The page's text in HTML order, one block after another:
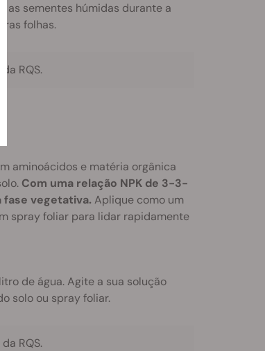
as sementes húmidas durante a
folhas.
RQS.
aminoácidos e matéria orgânica
Com uma relação NPK de 3-3-
vegetativa. Aplique como um
spray foliar para lidar rapidamente
de água. Agite a sua solução
solo ou spray foliar.
RQS.